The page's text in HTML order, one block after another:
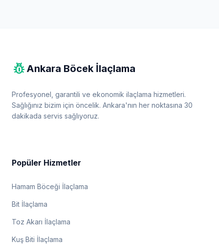
pest_control Ankara Böcek İlaçlama
Profesyonel, garantili ve ekonomik ilaçlama hizmetleri.
Sağlığınız bizim için öncelik. Ankara'nın her noktasına 30
dakikada servis sağlıyoruz.
Popüler Hizmetler
Hamam Böceği İlaçlama
Bit İlaçlama
Toz Akarı İlaçlama
Kuş Biti İlaçlama